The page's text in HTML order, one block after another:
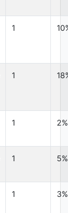
1
1
1 2%
1 5%
1 3%